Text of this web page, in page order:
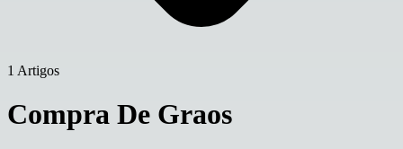
1 Artigos
Compra De Graos